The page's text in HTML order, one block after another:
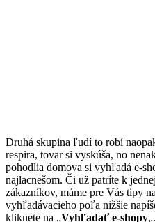
Druhá skupina ľudí to robí
respira, tovar si vyskúša, no
pohodlia domova si vyhľadá e-
najlacnešom. Či už patríte k
zákazníkov, máme pre Vás tipy
vyhľadávacieho poľa nižšie
kliknete na „Vyhľadať e-shopy